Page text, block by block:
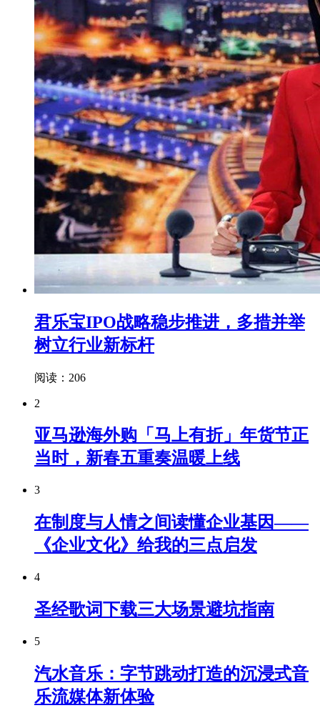
君乐宝IPO战略稳步推进，多措并举
树立行业新标杆
阅读：206
2
亚马逊海外购「马上有折」年货节正
当时，新春五重奏温暖上线
3
在制度与人情之间读懂企业基因——
《企业文化》给我的三点启发
4
圣经歌词下载三大场景避坑指南
5
汽水音乐：字节跳动打造的沉浸式音
乐流媒体新体验